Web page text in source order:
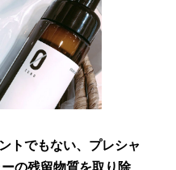
トでもない、プレシャ